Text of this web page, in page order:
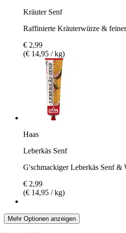
Kräuter Senf
Raffinierte Kräuterwürze &
€ 2,99
(€ 14,95 / kg)
Haas
Leberkäs Senf
G'schmackiger Leberkäs Senf &
€ 2,99
(€ 14,95 / kg)
Mehr Optionen anzeigen